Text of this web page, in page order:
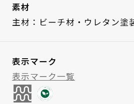
素材
主材：ビーチ材・ウレタン塗
表示マーク
表示マーク一覧